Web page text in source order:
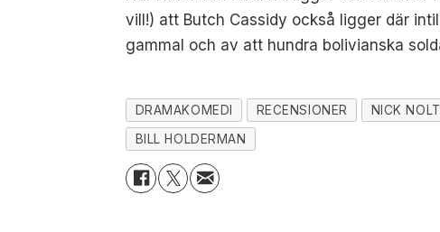
vill!) att Butch Cassidy också ligger där
gammal och av att hundra bolivianska
DRAMAKOMEDI RECENSIONER NICK
BILL HOLDERMAN